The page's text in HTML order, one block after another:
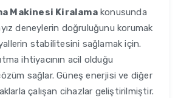
Makinesi Kiralamakonusunda
deneylerin doğruluğunu korumak
stabilitesini sağlamak için.
ihtiyacının acil olduğu
sağlar. Güneş enerjisi ve diğer
çalışan cihazlar geliştirilmiştir.